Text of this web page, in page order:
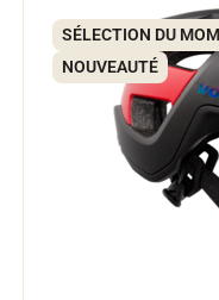
SÉLECTION DU
NOUVEAUTÉ